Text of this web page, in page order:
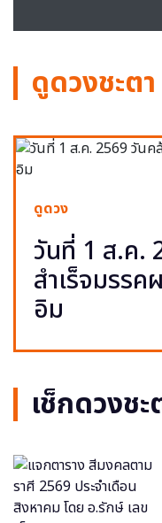
ดูดวงชะตา
ดูดวง
วันที่ 1 ส.ค.
สำเร็จมรร
อิม
เช็กดวงชะ